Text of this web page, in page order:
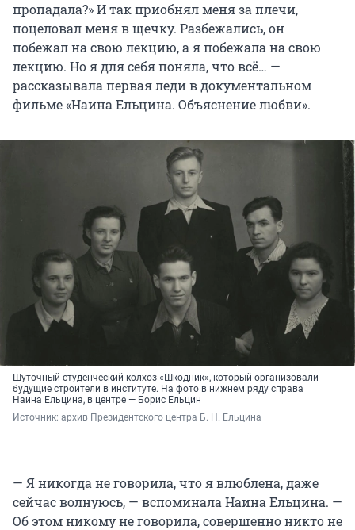
пропадала?» И так приобнял меня за плечи,
поцеловал меня в щечку. Разбежались, он
побежал на свою лекцию, а я побежала на свою
лекцию. Но я для себя поняла, что всё… —
рассказывала первая леди в документальном
фильме «Наина Ельцина. Объяснение любви».
Шуточный студенческий колхоз «Шкодник», который организовали
будущие строители в институте. На фото в нижнем ряду справа
Наина Ельцина, в центре — Борис Ельцин
Источник: архив Президентского центра Б. Н. Ельцина
— Я никогда не говорила, что я влюблена, даже
сейчас волнуюсь, — вспоминала Наина Ельцина. —
Об этом никому не говорила, совершенно никто не